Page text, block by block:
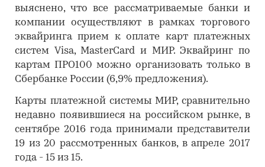
выяснено, что все рассматриваемые банки и
компании осуществляют в рамках торгового
эквайринга прием к оплате карт платежных
систем Visa, MasterCard и МИР. Эквайринг по
картам ПРО100 можно организовать только в
Сбербанке России (6,9% предложения).
Карты платежной системы МИР, сравнительно
недавно появившиеся на российском рынке, в
сентябре 2016 года принимали представители
19 из 20 рассмотренных банков, в апреле 2017
года - 15 из 15.